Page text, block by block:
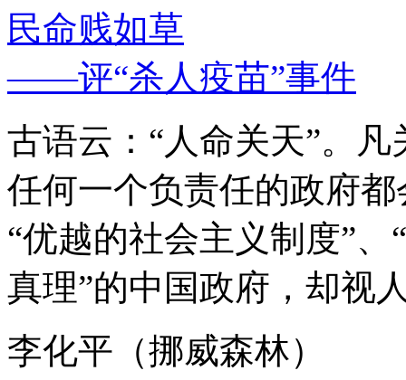
民命贱如草
——评“杀人疫苗”事件
古语云：“人命关天”。
任何一个负责任的政府
“优越的社会主义制度”
真理”的中国政府，却视
李化平（挪威森林）